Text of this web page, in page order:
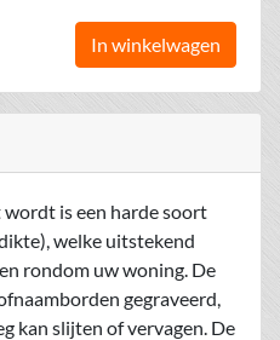
In winkelwagen
is een harde soort
welke uitstekend
rondom uw woning. De
gegraveerd,
kan slijten of vervagen. De